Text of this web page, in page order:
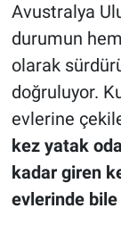
Avustralya
durumun
olarak
doğruluyor.
evlerine
kez yatak
kadar giren
evlerinde bile